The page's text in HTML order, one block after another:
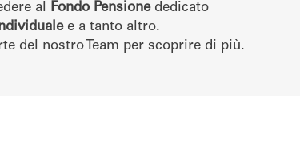
al Fondo Pensionededicato
e a tanto altro.
del nostro Team per scoprire di più.